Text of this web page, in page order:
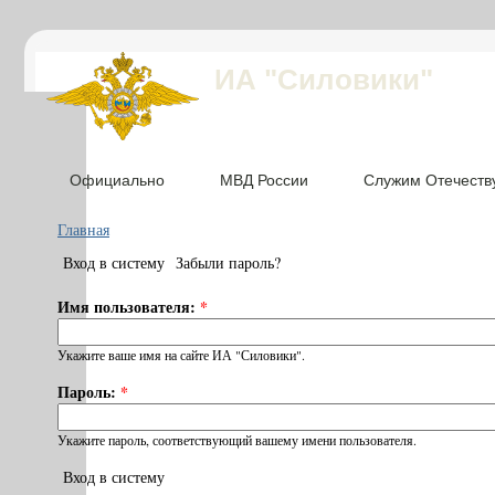
ИА "Силовики"
Официально МВД России Служим
Главная
Вход в систему Забыли пароль?
Имя пользователя: *
Укажите ваше имя на сайте ИА "Силовики".
Пароль: *
Укажите пароль, соответствующий вашему имени пользователя.
Вход в систему